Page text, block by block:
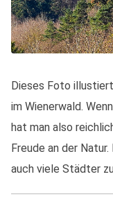
Dieses Foto
im Wienerwald.
hat man also
Freude an der
auch viele Städter